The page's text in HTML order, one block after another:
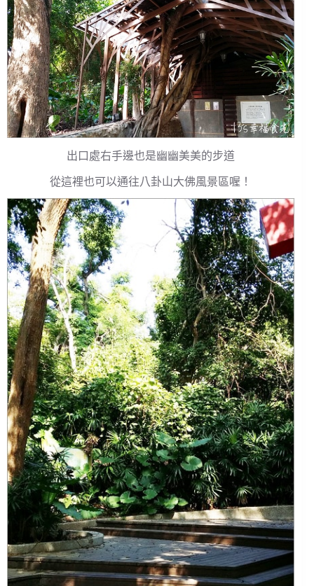
出口處右手邊也是幽幽美美的步道
從這裡也可以通往八卦山大佛風景區喔！